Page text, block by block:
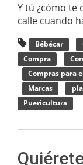
Y tú ¿cómo te
calle cuando
Bébécar
Compra
Compras para
Marcas
Puericultura